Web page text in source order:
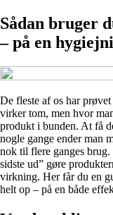
Sådan bruger
– på en
De fleste af os har
virker tom, men hvor
produkt i bunden. At få
nogle gange ender man
nok til flere ganges
sidste ud” gøre
virkning. Her får du en
helt op – på en både